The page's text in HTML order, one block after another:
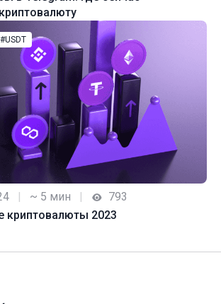
#USDT
| ~ 5 мин |
793
криптовалюты 2023